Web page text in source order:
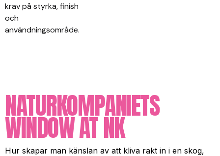
krav på styrka, finish
och
användningsområde.
NATURKOMPANIETS
WINDOW AT NK
Hur skapar man känslan av att kliva rakt in i en skog,